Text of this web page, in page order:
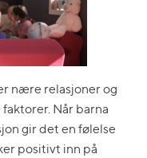
nære relasjoner og
Når barna
gir det en følelse
positivt inn på